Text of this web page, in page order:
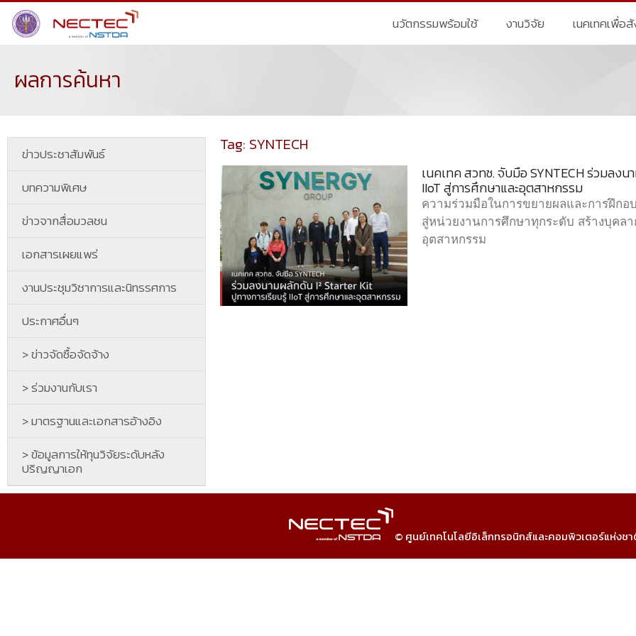
นวัตกรรมพร้อมใช้ งานวิจัย เนคเทคเพื่อ
ผลการค้นหา
ข่าวประชาสัมพันธ์
บทความพิเศษ
ข่าวจากสื่อมวลชน
เอกสารเผยแพร่
งานประชุมวิชาการและนิทรรศการ
ประกาศอื่นๆ
> ข่าวจัดซื้อจัดจ้าง
> ร่วมงานกับเรา
> มาตรฐานและเอกสารอ้างอิง
> ข้อมูลการให้ทุนวิจัยระดับหลัง
ปริญญาเอก
Tag: SYNTECH
เนคเทค สวทช. จับมือ SYNTECH ร่วมลง
IIoT สู่การศึกษาและอุตสาหกรรม
ความร่วมมือในการขยายผลและการฝึกอ
สู่หน่วยงานการศึกษาทุกระดับ สร้างบุคล
อุตสาหกรรม
© ศูนย์เทคโนโลยีอิเล็กทรอนิกส์และคอมพิวเตอร์แห่งชา